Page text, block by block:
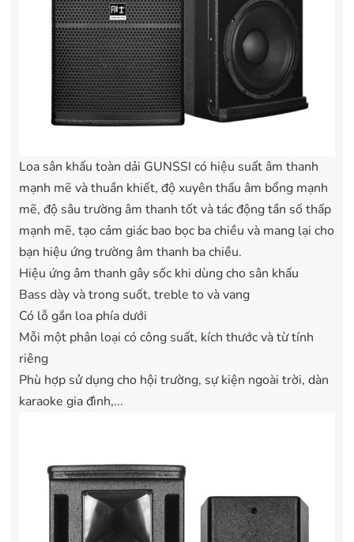
Loa sân khấu toàn dải GUNSSI có hiệu suất âm thanh
mạnh mẽ và thuần khiết, độ xuyên thấu âm bổng mạnh
mẽ, độ sâu trường âm thanh tốt và tác động tần số thấp
mạnh mẽ, tạo cảm giác bao bọc ba chiều và mang lại cho
bạn hiệu ứng trường âm thanh ba chiều.
Hiệu ứng âm thanh gây sốc khi dùng cho sân khấu
Bass dày và trong suốt, treble to và vang
Có lỗ gắn loa phía dưới
Mỗi một phân loại có công suất, kích thước và từ tính
riêng
Phù hợp sử dụng cho hội trường, sự kiện ngoài trời, dàn
karaoke gia đình,...